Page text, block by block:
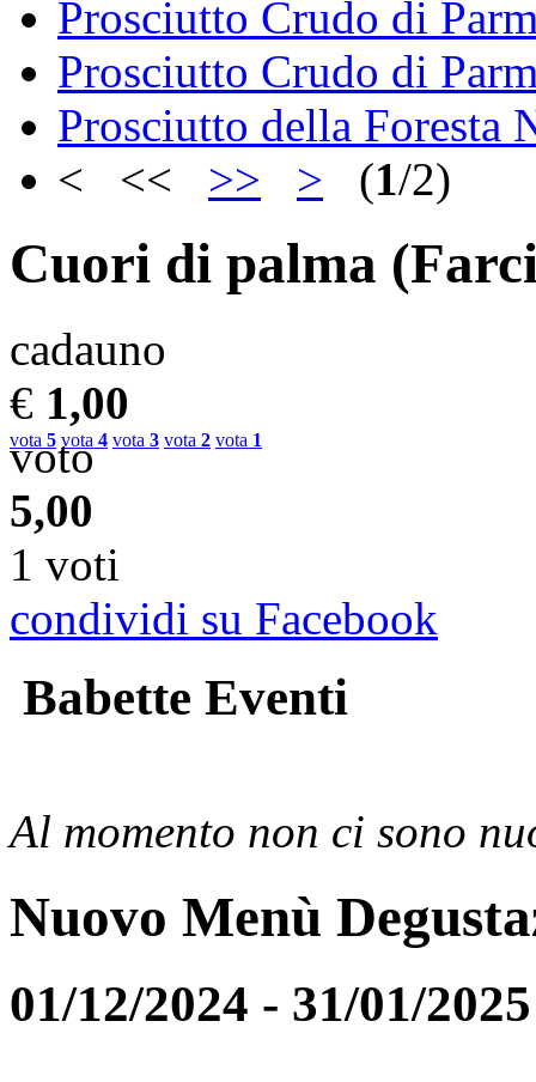
Prosciutto Crudo di
Prosciutto Crudo di
Prosciutto della Foresta
< << >> > (1/2)
Cuori di palma
cadauno
€ 1,00
vota 5 vota 4 vota 3 vota 2 vota 1
voto
5,00
1 voti
condividi su Facebook
Babette Eventi
Al momento non ci sono
Nuovo Menù
01/12/2024 - 31/01/2025